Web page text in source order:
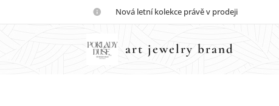
💎Nová letní kolekce právě v prodeji💎
art jewelry brand